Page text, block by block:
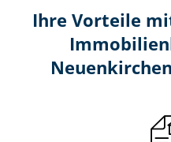
Ihre Vorteile